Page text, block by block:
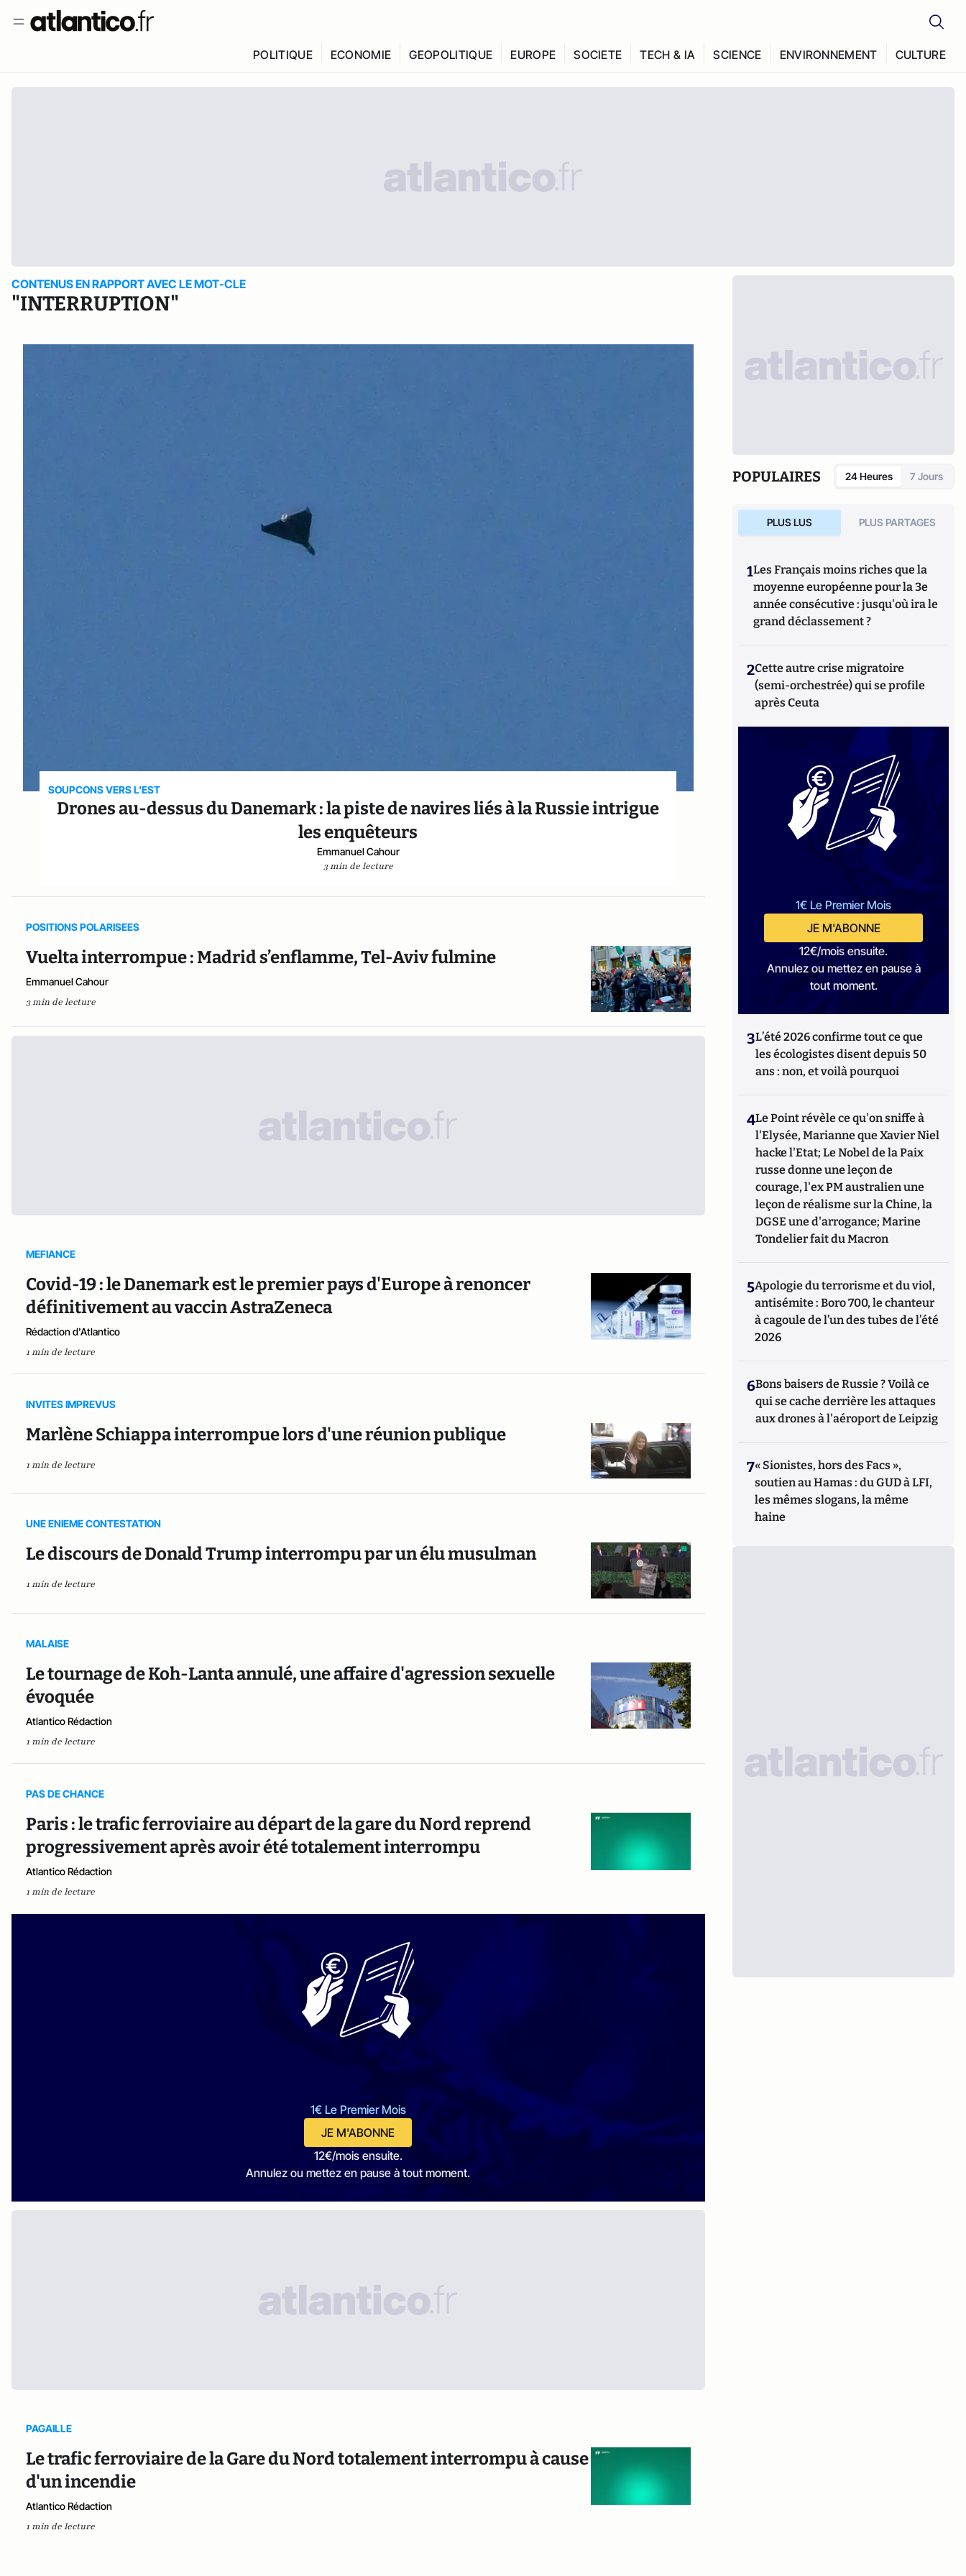
POLITIQUE ECONOMIE GEOPOLITIQUE EUROPE SOCIETE TECH & IA SCIENCE ENVIRONNEMENT CULTURE
CONTENUS EN RAPPORT AVEC LE MOT-CLE
"INTERRUPTION"
SOUPCONS VERS L'EST
Drones au-dessus du Danemark : la piste de navires liés à la Russie intrigue
les enquêteurs
Emmanuel Cahour
3 min de lecture
POSITIONS POLARISEES
Vuelta interrompue : Madrid s’enflamme, Tel-Aviv fulmine
Emmanuel Cahour
3 min de lecture
MEFIANCE
Covid-19 : le Danemark est le premier pays d'Europe à renoncer
définitivement au vaccin AstraZeneca
Rédaction d'Atlantico
1 min de lecture
INVITES IMPREVUS
Marlène Schiappa interrompue lors d'une réunion publique
1 min de lecture
UNE ENIEME CONTESTATION
Le discours de Donald Trump interrompu par un élu musulman
1 min de lecture
MALAISE
Le tournage de Koh-Lanta annulé, une affaire d'agression sexuelle
évoquée
Atlantico Rédaction
1 min de lecture
PAS DE CHANCE
Paris : le trafic ferroviaire au départ de la gare du Nord reprend
progressivement après avoir été totalement interrompu
Atlantico Rédaction
1 min de lecture
1€ Le Premier Mois
JE M'ABONNE
12€/mois ensuite.
Annulez ou mettez en pause à tout moment.
PAGAILLE
Le trafic ferroviaire de la Gare du Nord totalement interrompu à cause
d'un incendie
Atlantico Rédaction
1 min de lecture
POPULAIRES 24 Heures 7 Jours
PLUS LUS PLUS PARTAGES
1Les Français moins riches que la
moyenne européenne pour la 3e
année consécutive : jusqu'où ira le
grand déclassement ?
2Cette autre crise migratoire
(semi-orchestrée) qui se profile
après Ceuta
1€ Le Premier Mois
JE M'ABONNE
12€/mois ensuite.
Annulez ou mettez en pause à
tout moment.
3L’été 2026 confirme tout ce que
les écologistes disent depuis 50
ans : non, et voilà pourquoi
4Le Point révèle ce qu'on sniffe à
l'Elysée, Marianne que Xavier Niel
hacke l'Etat; Le Nobel de la Paix
russe donne une leçon de
courage, l'ex PM australien une
leçon de réalisme sur la Chine, la
DGSE une d'arrogance; Marine
Tondelier fait du Macron
5Apologie du terrorisme et du viol,
antisémite : Boro 700, le chanteur
à cagoule de l’un des tubes de l’été
2026
6Bons baisers de Russie ? Voilà ce
qui se cache derrière les attaques
aux drones à l'aéroport de Leipzig
7« Sionistes, hors des Facs »,
soutien au Hamas : du GUD à LFI,
les mêmes slogans, la même
haine